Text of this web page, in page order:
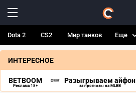
Dota 2 CS2 Мир танков Еще
ИНТЕРЕСНОЕ
BETBOOM
Реклама 18+
Разыгрываем айфон
за прогнозы на MLBB